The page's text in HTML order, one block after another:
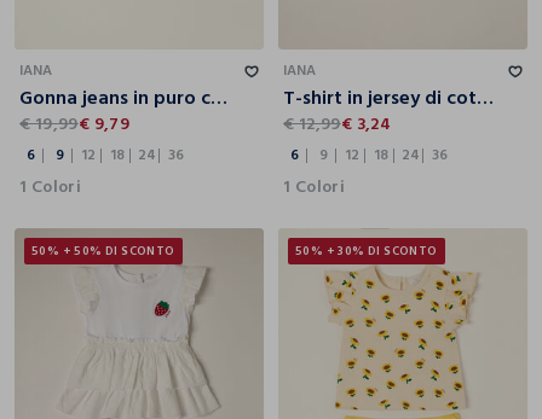
IANA
Gonna jeans in puro cotone con ricamo ciliegia da neonata
€ 19,99€ 9,79
6 9 12 18 24 36
1 Colori
IANA
T-shirt in jersey di cotone stretch IANA neonata
€ 12,99€ 3,24
6 9 12 18 24 36
1 Colori
50% + 50% DI SCONTO 50% + 30% DI SCONTO